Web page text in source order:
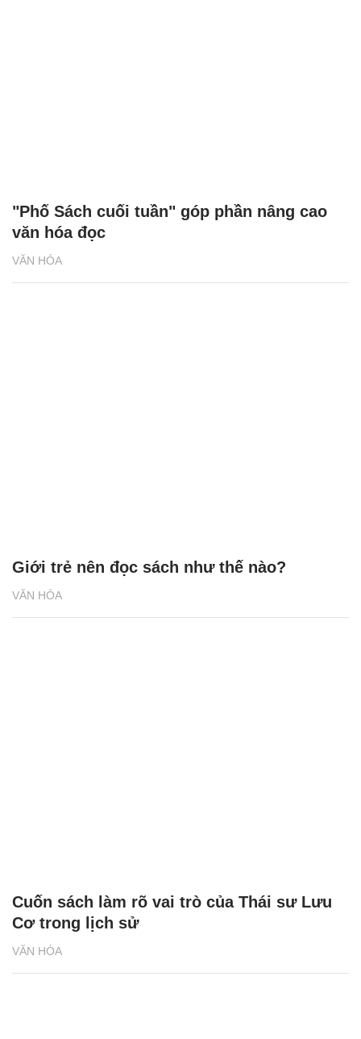
VĂN HÓA
"Phố Sách cuối tuần" góp phần nâng cao
văn hóa đọc
VĂN HÓA
Giới trẻ nên đọc sách như thế nào?
VĂN HÓA
Cuốn sách làm rõ vai trò của Thái sư Lưu
Cơ trong lịch sử